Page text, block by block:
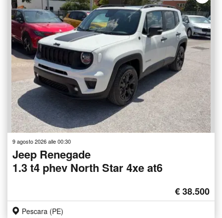
9 agosto 2026 alle 00:30
Jeep Renegade
1.3 t4 phev North Star 4xe at6
€ 38.500
Pescara (PE)